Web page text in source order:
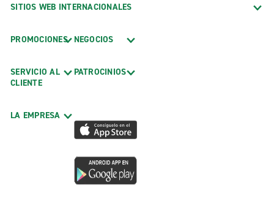
SITIOS WEB INTERNACIONALES
PROMOCIONES
SERVICIO AL
CLIENTE
LA EMPRESA
NEGOCIOS
PATROCINIOS